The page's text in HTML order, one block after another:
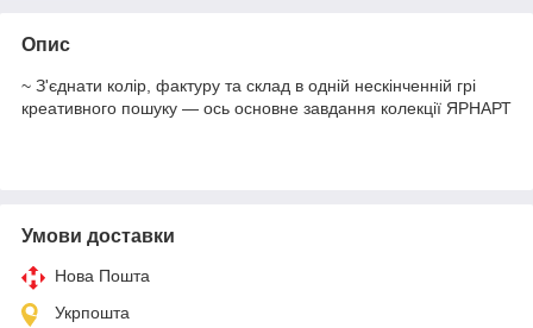
Опис
~ З'єднати колір, фактуру та склад в одній нескінченній грі
креативного пошуку — ось основне завдання колекції ЯРНАРТ
Умови доставки
Нова Пошта
Укрпошта